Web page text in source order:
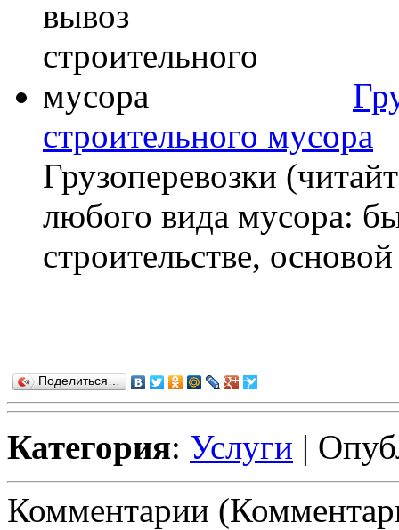
строительного мусора
Грузоперевозки
любого вида мусора:
строительстве,
Поделиться…
Категория: Услуги |
Комментарии